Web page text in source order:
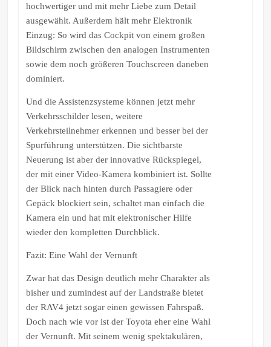
hochwertiger und mit mehr Liebe zum Detail
ausgewählt. Außerdem hält mehr Elektronik
Einzug: So wird das Cockpit von einem großen
Bildschirm zwischen den analogen Instrumenten
sowie dem noch größeren Touchscreen daneben
dominiert.
Und die Assistenzsysteme können jetzt mehr
Verkehrsschilder lesen, weitere
Verkehrsteilnehmer erkennen und besser bei der
Spurführung unterstützen. Die sichtbarste
Neuerung ist aber der innovative Rückspiegel,
der mit einer Video-Kamera kombiniert ist. Sollte
der Blick nach hinten durch Passagiere oder
Gepäck blockiert sein, schaltet man einfach die
Kamera ein und hat mit elektronischer Hilfe
wieder den kompletten Durchblick.
Fazit: Eine Wahl der Vernunft
Zwar hat das Design deutlich mehr Charakter als
bisher und zumindest auf der Landstraße bietet
der RAV4 jetzt sogar einen gewissen Fahrspaß.
Doch nach wie vor ist der Toyota eher eine Wahl
der Vernunft. Mit seinem wenig spektakulären,